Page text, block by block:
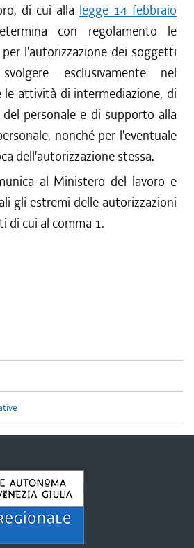
di cui alla legge 14 febbraio
con regolamento le
l'autorizzazione dei soggetti
esclusivamente nel
attività di intermediazione, di
del personale e di supporto alla
nonché per l'eventuale
dell'autorizzazione stessa.
al Ministero del lavoro e
gli estremi delle autorizzazioni
di cui al comma 1.